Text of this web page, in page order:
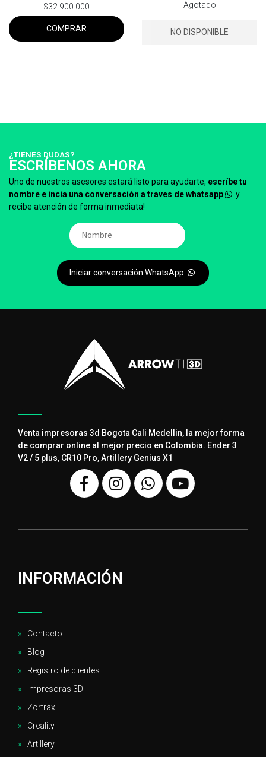
$32.900.000
COMPRAR
Agotado
NO DISPONIBLE
¿TIENES DUDAS?
ESCRÍBENOS AHORA
Uno de nuestros asesores estará listo para ayudarte, escríbe tu
nombre e incia una conversación a traves de whatsapp
y
recibe atención de forma inmediata!
Iniciar conversación WhatsApp
Venta impresoras 3d Bogota Cali Medellin, la mejor forma
de comprar online al mejor precio en Colombia. Ender 3
V2 / 5 plus, CR10 Pro, Artillery Genius X1
INFORMACIÓN
Contacto
Blog
Registro de clientes
Impresoras 3D
Zortrax
Creality
Artillery